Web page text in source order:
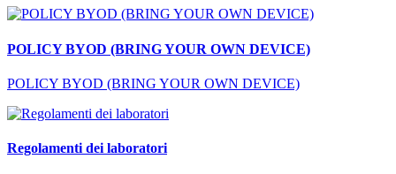
POLICY BYOD (BRING YOUR OWN DEVICE)
POLICY BYOD (BRING YOUR OWN DEVICE)
Regolamenti dei laboratori